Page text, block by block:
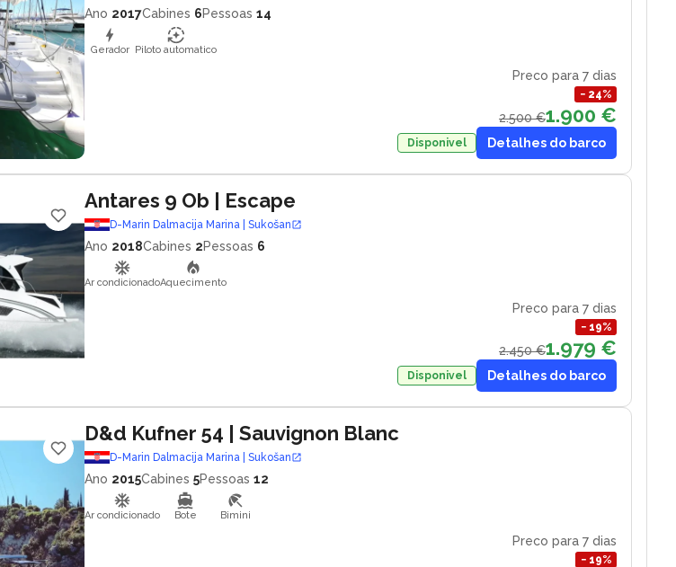
Ano 2017Cabines 6Pessoas 14
Gerador Piloto automatico
Preco para 7 dias
− 24%
2.500 €1.900 €
Disponivel Detalhes do barco
Antares 9 Ob | Escape
D-Marin Dalmacija Marina | Sukošan
Ano 2018Cabines 2Pessoas 6
Ar condicionadoAquecimento
Preco para 7 dias
− 19%
2.450 €1.979 €
Disponivel Detalhes do barco
D&d Kufner 54 | Sauvignon Blanc
D-Marin Dalmacija Marina | Sukošan
Ano 2015Cabines 5Pessoas 12
Ar condicionado Bote Bimini
Preco para 7 dias
− 19%